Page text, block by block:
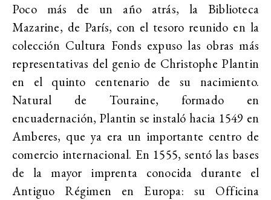
Poco más de un año atrás, la Biblioteca
Mazarine, de París, con el tesoro reunido en la
colección Cultura Fonds expuso las obras más
representativas del genio de Christophe Plantin
en el quinto centenario de su nacimiento.
Natural de Touraine, formado en
encuadernación, Plantin se instaló hacia 1549 en
Amberes, que ya era un importante centro de
comercio internacional. En 1555, sentó las bases
de la mayor imprenta conocida durante el
Antiguo Régimen en Europa: su Officina